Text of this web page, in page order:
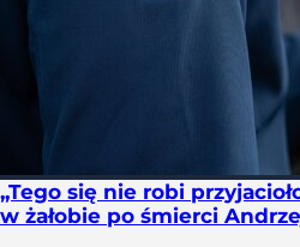
„Tego się nie robi
w żałobie po śmierci